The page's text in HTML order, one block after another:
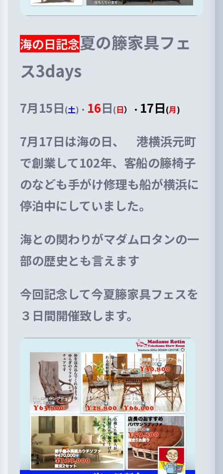
海の日記念夏の籐家具フェ
ス3days
7月15日(土)・ 16日(日）・ 17日(月)
7月17日は海の日、 港横浜元町
で創業して102年、客船の籐椅子
のなども手がけ修理も船が横浜に
停泊中にしていました。
海との関わりがマダムロタンの一
部の歴史とも言えます
今回記念して今夏籐家具フェスを
３日間開催致します。